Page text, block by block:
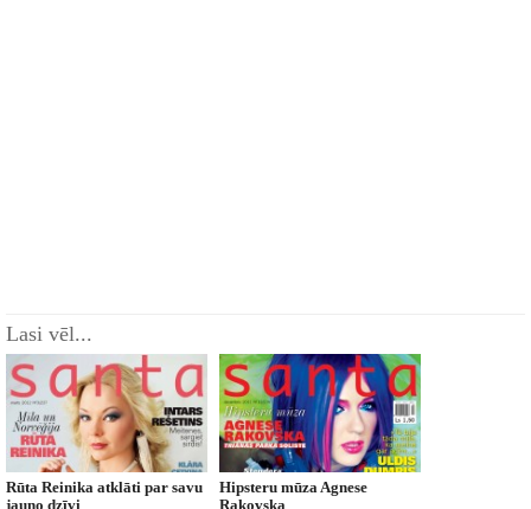
Lasi vēl...
Rūta Reinika atklāti par savu
jauno dzīvi
Hipsteru mūza Agnese
Rakovska